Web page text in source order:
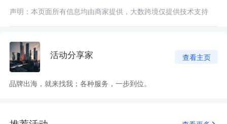
声明：本页面所有信息均由商家提供，大数跨境仅提供技术支持
活动分享家 查看主页
品牌出海，就来找我；各种服务，一步到位。